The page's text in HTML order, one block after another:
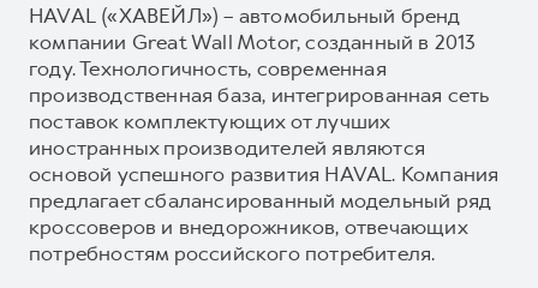
HAVAL («ХАВЕЙЛ») – автомобильный бренд
компании Great Wall Motor, созданный в 2013
году. Технологичность, современная
производственная база, интегрированная сеть
поставок комплектующих от лучших
иностранных производителей являются
основой успешного развития HAVAL. Компания
предлагает сбалансированный модельный ряд
кроссоверов и внедорожников, отвечающих
потребностям российского потребителя.